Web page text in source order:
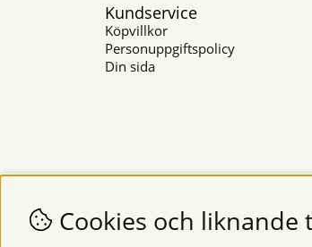
Kundservice
Köpvillkor
Personuppgiftspolicy
Din sida
Cookies och liknande